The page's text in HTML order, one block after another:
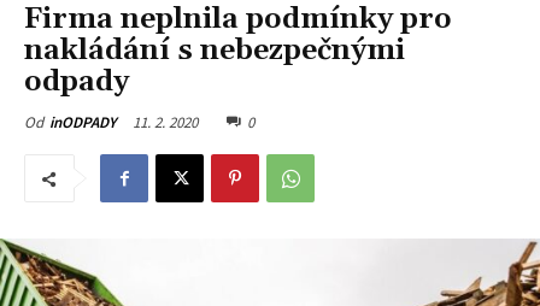
Firma neplnila podmínky pro
nakládání s nebezpečnými
odpady
Od inODPADY 11. 2. 2020 0